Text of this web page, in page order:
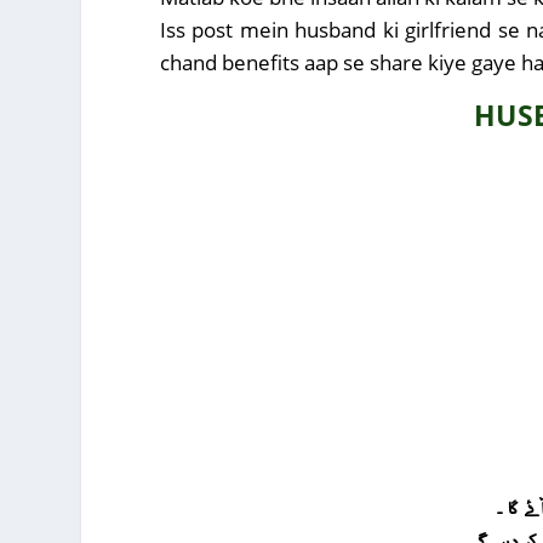
Iss post mein husband ki girlfriend se
chand benefits aap se share kiye gaye
گا ۔